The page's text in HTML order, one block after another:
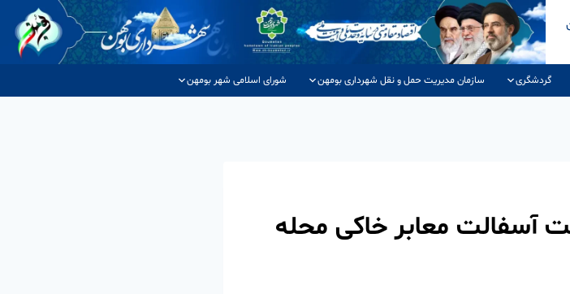
گردشگری سازمان مدیریت حمل و نقل شهرداری بومهن شورای اسلامی شهر بومهن
آسفالت معابر خاکی محله